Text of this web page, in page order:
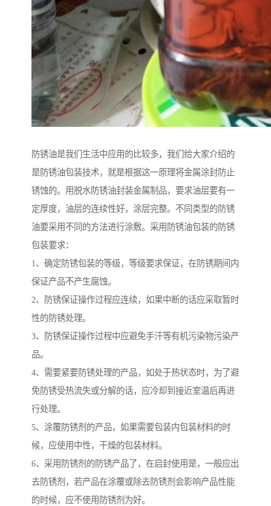
防锈油是我们生活中应用的比较多，我们给大家介绍的
是防锈油包装技术，就是根据这一原理将金属涂封防止
锈蚀的。用脱水防锈油封装金属制品，要求油层要有一
定厚度，油层的连续性好，涂层完整。不同类型的防锈
油要采用不同的方法进行涂敷。采用防锈油包装的防锈
包装要求：
1、确定防锈包装的等级，等级要求保证，在防锈期间内
保证产品不产生腐蚀。
2、防锈保证操作过程应连续，如果中断的话应采取暂时
性的防锈处理。
3、防锈保证操作过程中应避免手汗等有机污染物污染产
品。
4、需要紧要防锈处理的产品，如处于热状态时，为了避
免防锈受热流失或分解的话，应冷却到接近室温后再进
行处理。
5、涂覆防锈剂的产品，如果需要包装内包装材料的时
候，应使用中性，干燥的包装材料。
6、采用防锈剂的防锈产品了，在启封使用是，一般应出
去防锈剂，若产品在涂覆或除去防锈剂会影响产品性能
的时候，应不使用防锈剂为好。